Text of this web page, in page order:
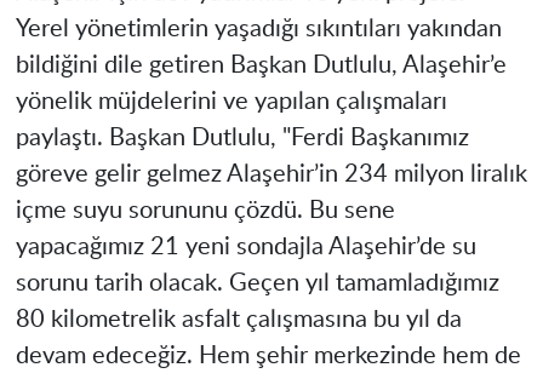
Yerel yönetimlerin yaşadığı sıkıntıları yakından
bildiğini dile getiren Başkan Dutlulu, Alaşehir’e
yönelik müjdelerini ve yapılan çalışmaları
paylaştı. Başkan Dutlulu, "Ferdi Başkanımız
göreve gelir gelmez Alaşehir’in 234 milyon liralık
içme suyu sorununu çözdü. Bu sene
yapacağımız 21 yeni sondajla Alaşehir’de su
sorunu tarih olacak. Geçen yıl tamamladığımız
80 kilometrelik asfalt çalışmasına bu yıl da
devam edeceğiz. Hem şehir merkezinde hem de